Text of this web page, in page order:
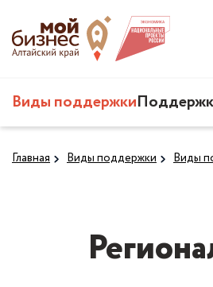
Виды поддержки
Главная Виды поддержки Виды